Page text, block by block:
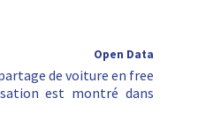
Open Data
de voiture en free
est montré dans